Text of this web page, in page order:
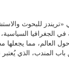
للبحوث
العالم، مما
المندب، الذي